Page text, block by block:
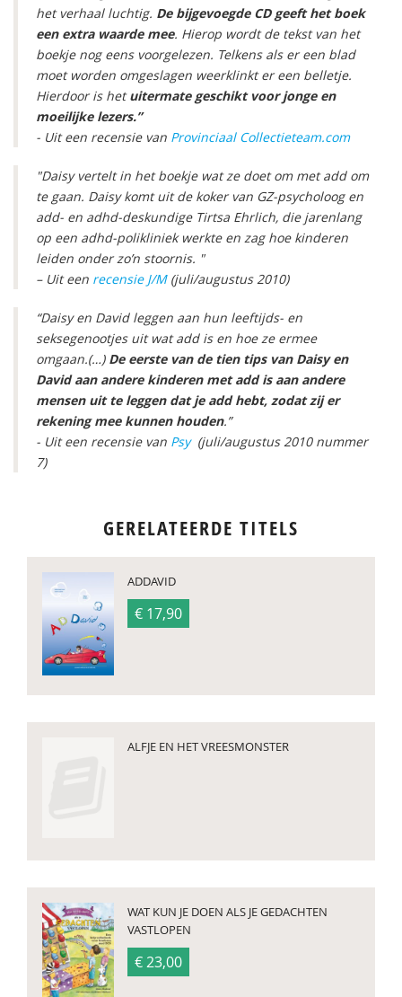
het verhaal luchtig. De bijgevoegde CD geeft het boek
een extra waarde mee. Hierop wordt de tekst van het
boekje nog eens voorgelezen. Telkens als er een blad
moet worden omgeslagen weerklinkt er een belletje.
Hierdoor is hetuitermate geschikt voor jonge en
moeilijke lezers.”
- Uit een recensie van Provinciaal Collectieteam.com
"Daisy vertelt in het boekje wat ze doet om met add om
te gaan. Daisy komt uit de koker van GZ-psycholoog en
add- en adhd-deskundige Tirtsa Ehrlich, die jarenlang
op een adhd-polikliniek werkte en zag hoe kinderen
leiden onder zo’n stoornis. "
– Uit een recensie J/M (juli/augustus 2010)
“Daisy en David leggen aan hun leeftijds- en
seksegenootjes uit wat add is en hoe ze ermee
omgaan.(…) De eerste van de tien tips van Daisy en
David aan andere kinderen met add is aan andere
mensen uit te leggen dat je add hebt, zodat zij er
rekening mee kunnen houden.”
- Uit een recensie van Psy (juli/augustus 2010 nummer
7)
GERELATEERDE TITELS
ADDAVID
€ 17,90
ALFJE EN HET VREESMONSTER
WAT KUN JE DOEN ALS JE GEDACHTEN
VASTLOPEN
€ 23,00